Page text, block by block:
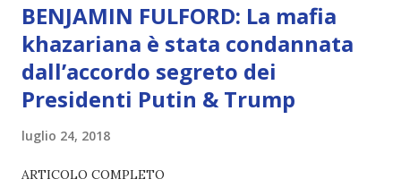
BENJAMIN FULFORD: La mafia
khazariana è stata condannata
dall’accordo segreto dei
Presidenti Putin & Trump
luglio 24, 2018
ARTICOLO COMPLETO